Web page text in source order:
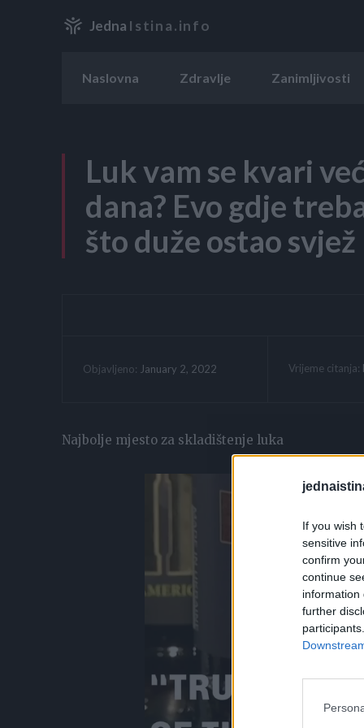
If you wish
sensitive
confirm
continue
information
further
Jedna Istina.info
Naslovna Zdravlje Zanimljivosti
Luk vam se kvari
dana? Evo gdje
što duže ostao svjež
Objavljeno: January 2, 2022 Vrijeme citanja:
Najbolje mjesto za skladištenje luka